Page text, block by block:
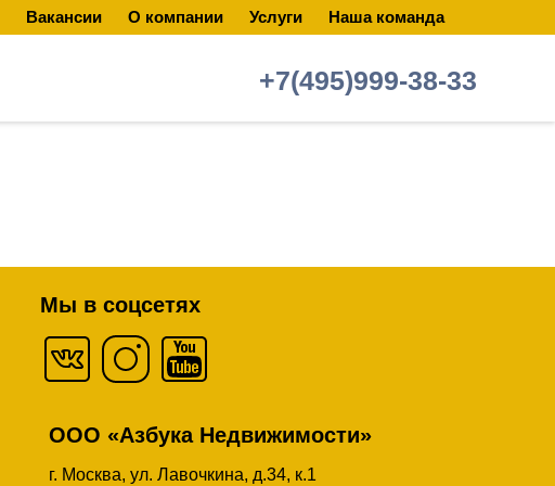
Вакансии О компании Услуги Наша команда
+7(495)999-38-33
Мы в соцсетях
ООО «Азбука Недвижимости»
г. Москва, ул. Лавочкина, д.34, к.1